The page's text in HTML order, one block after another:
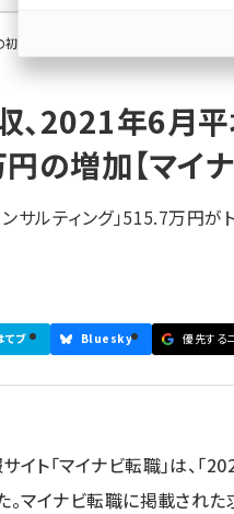
年度年収、2021年6月平均は「454.3万円
、2021年6月
の増加【マイ
ルティング」515.7万円がト
てブ Bluesky 優先する
ト「マイナビ転職」は、「
マイナビ転職に掲載された